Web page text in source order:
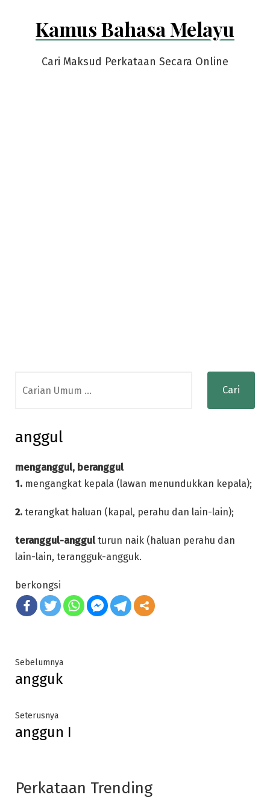
Kamus Bahasa Melayu
Cari Maksud Perkataan Secara Online
for:
anggul
menganggul, beranggul
1. mengangkat kepala (lawan menundukkan kepala);
2. terangkat haluan (kapal, perahu dan lain-lain);
teranggul-anggulturun naik (haluan perahu dan
lain-lain, terangguk-angguk.
berkongsi
Post
navigation
SebelumnyaPrevious
angguk
SeterusnyaNext
post:
anggun I
Perkataan Trending